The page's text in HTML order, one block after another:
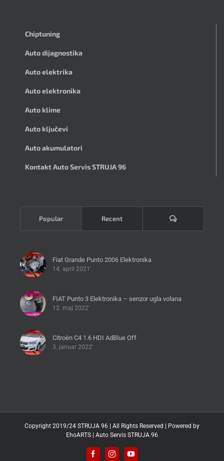
Chiptuning
Auto dijagnostika
Auto elektrika
Auto elektronika
Auto klime
Auto ključevi
Auto akumulatori
Kontakt Auto Servis STRUJA 96
Popular Recent Komentari
Fiat Grande Punto 2006 Elektronika
14. april 2021'
FIAT Punto 3 Elektronika – senzor ugla volana
12. maj 2022'
Citroën C4 1.6 HDI AdBlue Off
3. januar 2022'
Copyright 2019/24 STRUJA 96 | All Rights Reserved | Powered by
EhoARTS
Auto Servis STRUJA 96
FacebookInstagramYouTube